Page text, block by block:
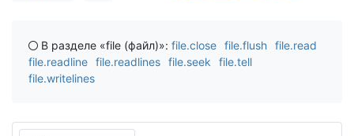
В разделе «file (файл)»: file.close file.flush file.read
file.readline file.readlines file.seek
file.tell
file.writelines